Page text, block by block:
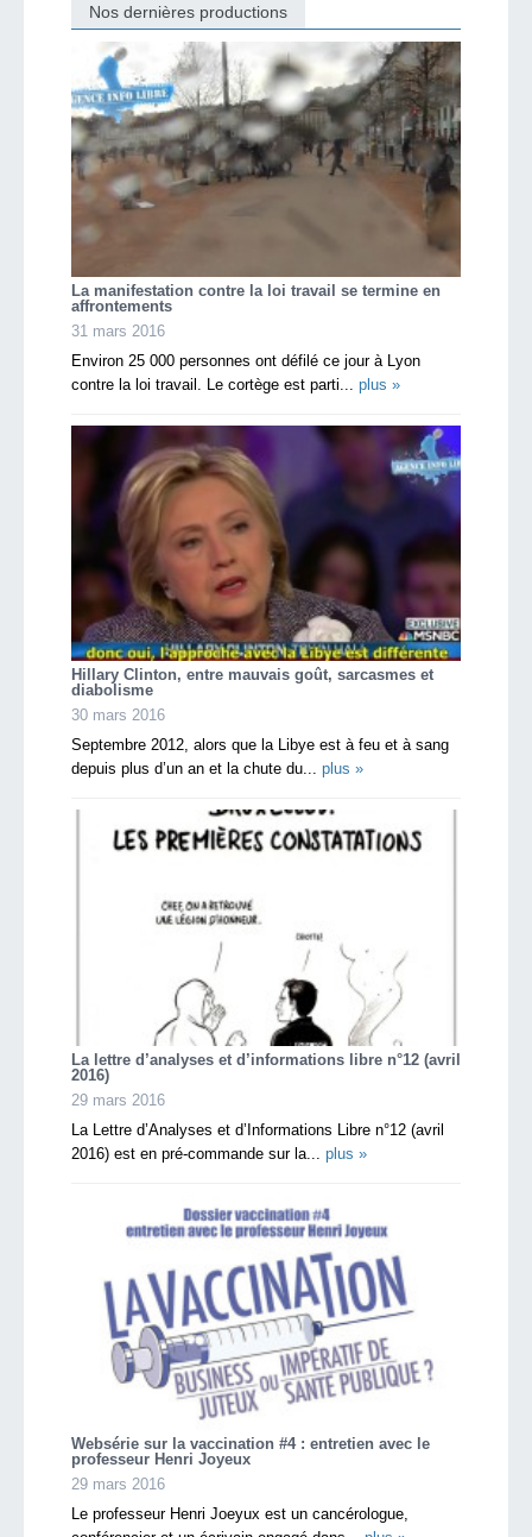
Nos dernières productions
La manifestation contre la loi travail se termine en
affrontements
31 mars 2016
Environ 25 000 personnes ont défilé ce jour à Lyon
contre la loi travail. Le cortège est parti... plus »
Hillary Clinton, entre mauvais goût, sarcasmes et
diabolisme
30 mars 2016
Septembre 2012, alors que la Libye est à feu et à sang
depuis plus d’un an et la chute du... plus »
La lettre d’analyses et d’informations libre n°12 (avril
2016)
29 mars 2016
La Lettre d’Analyses et d’Informations Libre n°12 (avril
2016) est en pré-commande sur la... plus »
Websérie sur la vaccination #4 : entretien avec le
professeur Henri Joyeux
29 mars 2016
Le professeur Henri Joeyux est un cancérologue,